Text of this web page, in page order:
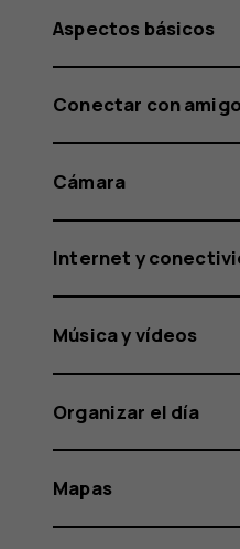
Aspectos básicos
Conectar con
Cámara
Internet y
Música y vídeos
Organizar el día
Mapas